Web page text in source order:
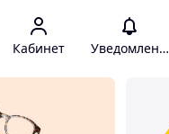
Кабинет Уведомления